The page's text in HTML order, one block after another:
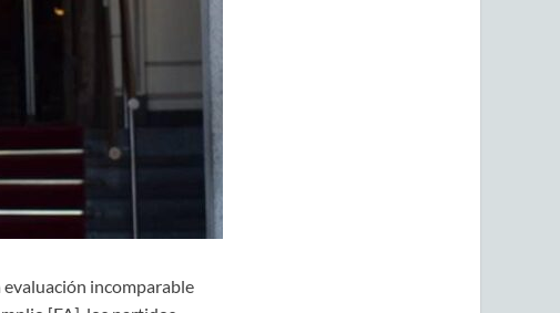
evaluación incomparable